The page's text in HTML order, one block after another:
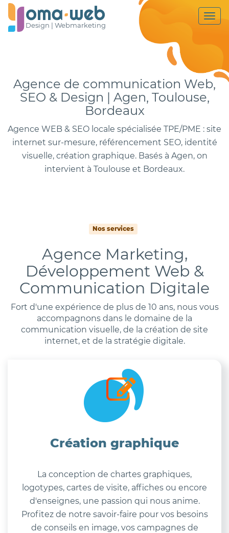
Design | Webmarketing
Agence de communication Web,
SEO & Design | Agen, Toulouse,
Bordeaux
Agence WEB & SEO locale spécialisée TPE/PME : site
internet sur-mesure, référencement SEO, identité
visuelle, création graphique. Basés à Agen, on
intervient à Toulouse et Bordeaux.
Nos services
Agence Marketing,
Développement Web &
Communication Digitale
Fort d'une expérience de plus de 10 ans, nous vous
accompagnons dans le domaine de la
communication visuelle, de la création de site
internet, et de la stratégie digitale.
Création graphique
La conception de chartes graphiques,
logotypes, cartes de visite, affiches ou encore
d'enseignes, une passion qui nous anime.
Profitez de notre savoir-faire pour vos besoins
de conseils en image, vos campagnes de